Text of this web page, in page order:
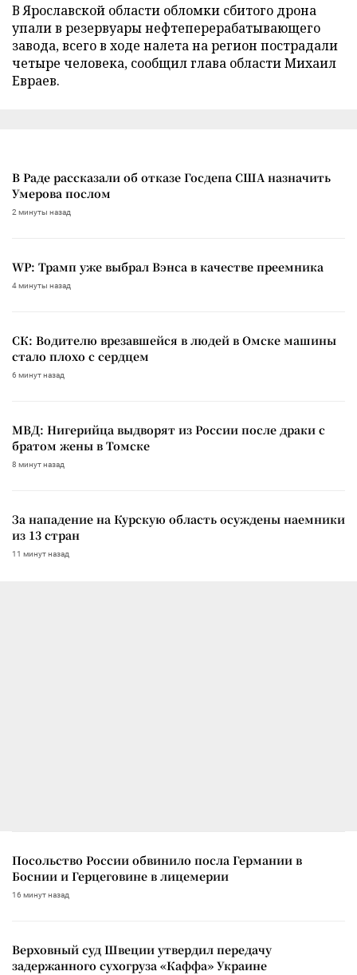
В Ярославской области обломки сбитого дрона
упали в резервуары нефтеперерабатывающего
завода, всего в ходе налета на регион пострадали
четыре человека, сообщил глава области Михаил
Евраев.
В Раде рассказали об отказе Госдепа США назначить
Умерова послом
2 минуты назад
WP: Трамп уже выбрал Вэнса в качестве преемника
4 минуты назад
СК: Водителю врезавшейся в людей в Омске машины
стало плохо с сердцем
6 минут назад
МВД: Нигерийца выдворят из России после драки с
братом жены в Томске
8 минут назад
За нападение на Курскую область осуждены наемники
из 13 стран
11 минут назад
Посольство России обвинило посла Германии в
Боснии и Герцеговине в лицемерии
16 минут назад
Верховный суд Швеции утвердил передачу
задержанного сухогруза «Каффа» Украине